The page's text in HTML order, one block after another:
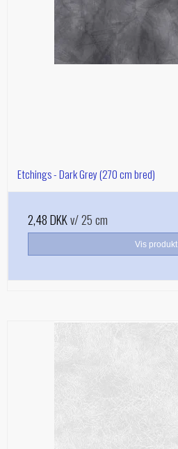
Etchings - Dark Grey (270 cm bred)
2,48 DKKv/ 25 cm
Vis produkt